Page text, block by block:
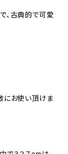
、古典的で可愛
にお使い頂けま